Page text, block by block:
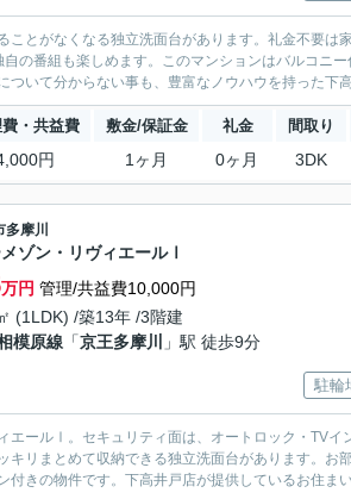
ことがなくなる独立洗面台があります。礼金不要は
の番組も楽しめます。このマンションはバルコニ
ついて分からない事も、豊富なノウハウを持った下
・共益費 敷金/保証金 礼金 間取り
円 1ヶ月 0ヶ月 3DK
多摩川
ゾン・リヴィエールⅠ
万円 管理/共益費10,000円
(1LDK) /築13年 /3階建
模原線 「京王多摩川 」駅 徒歩9分
駐輪
エールⅠ。セキュリティ面は、オートロック・TVイ
キリまとめて収納できる独立洗面台があります。お
付きの物件です。下高井戸店が提供しているお住ま